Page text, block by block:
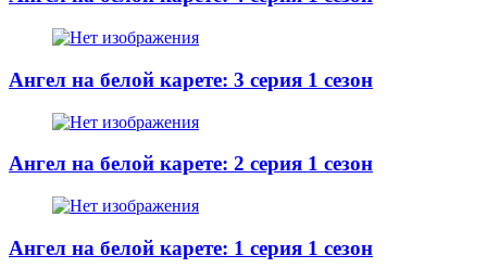
Ангел на белой карете: 3 серия 1 сезон
Ангел на белой карете: 2 серия 1 сезон
Ангел на белой карете: 1 серия 1 сезон